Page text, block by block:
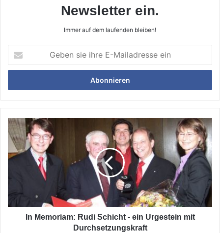
Newsletter ein.
Immer auf dem laufenden bleiben!
sie
ihre
Mailadresse
ein
In
Memoriam:
Rudi
Schicht
mit
Durchsetzungskraft
In Memoriam: Rudi Schicht - ein Urgestein mit
Durchsetzungskraft